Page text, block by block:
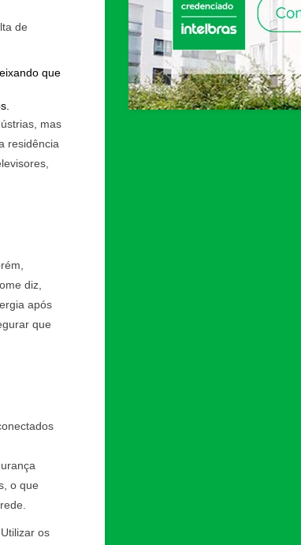
de
que
mas
residência
diz,
após
que
o que
os